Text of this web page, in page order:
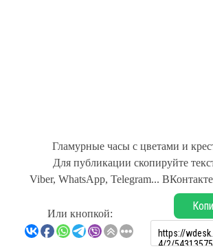
Гламурные часы с цветами и
Для публикации скопируйте
Viber, WhatsApp, Telegram...
Или кнопкой: